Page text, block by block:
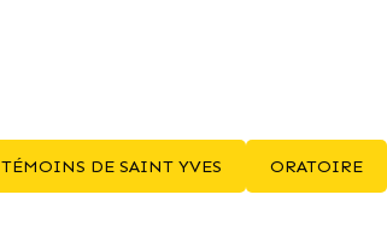
TÉMOINS DE SAINT YVES ORATOIRE